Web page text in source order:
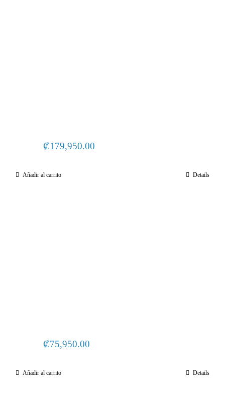
₡179,950.00
Añadir al carrito Details
₡75,950.00
Añadir al carrito Details